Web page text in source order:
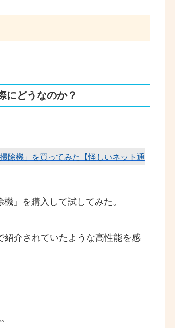
にどうなのか？
除機」を買ってみた【怪しいネット通
」を購入して試してみた。
介されていたような高性能を感